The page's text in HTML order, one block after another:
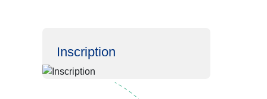
Inscription